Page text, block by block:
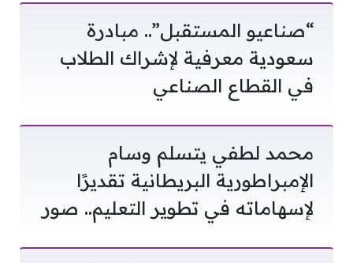
“صناعيو المستقبل”.. مبادرة
سعودية معرفية لإشراك الطلاب
في القطاع الصناعي
محمد لطفي يتسلم وسام
الإمبراطورية البريطانية تقديرًا
لإسهاماته في تطوير التعليم.. صور